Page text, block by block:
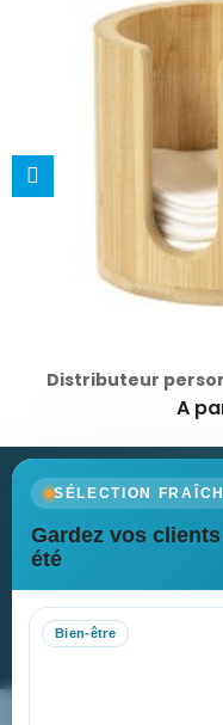
A
SÉLECTION
Gardez vos
été
Bien-être
Recevez nos
Nos expertises &